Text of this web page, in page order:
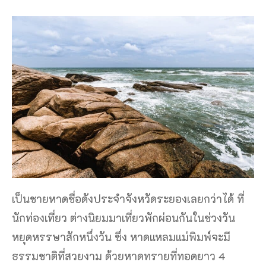
เป็นชายหาดชื่อดังประจำจังหวัดระยองเลยกว่าได้ ที่
นักท่องเที่ยว ต่างนิยมมาเที่ยวพักผ่อนกันในช่วงวัน
หยุดหรรษาสักหนึ่งวัน ซึ่ง หาดแหลมแม่พิมพ์จะมี
ธรรมชาติที่สวยงาม ด้วยหาดทรายที่ทอดยาว 4